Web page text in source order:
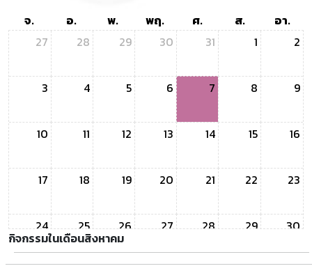
จ. อ. พ. พฤ. ศ. ส.
อา.
27
28 29 30 31 1 2
3 4 5 6 7 8 9
10 11 12 13 14 15 16
17 18 19 20 21 22 23
24 25 26 27 28 29 30
กิจกรรมในเดือนสิงหาคม